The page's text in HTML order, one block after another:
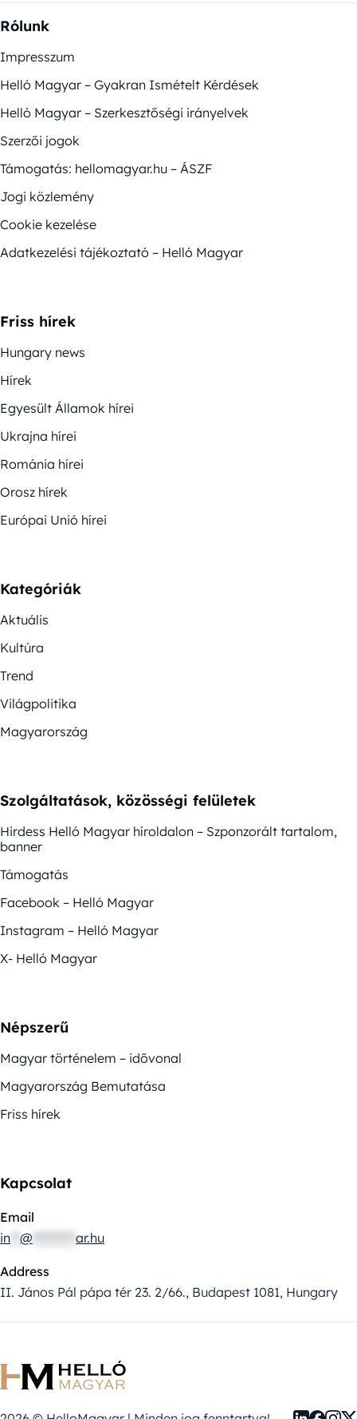
Rólunk
Impresszum
Helló Magyar – Gyakran Ismételt Kérdések
Helló Magyar – Szerkesztőségi irányelvek
Szerzői jogok
Támogatás: hellomagyar.hu – ÁSZF
Jogi közlemény
Cookie kezelése
Adatkezelési tájékoztató – Helló Magyar
Friss hírek
Hungary news
Hírek
Egyesült Államok hírei
Ukrajna hírei
Románia hírei
Orosz hírek
Európai Unió hírei
Kategóriák
Aktuális
Kultúra
Trend
Világpolitika
Magyarország
Szolgáltatások, közösségi felületek
Hirdess Helló Magyar híroldalon – Szponzorált tartalom,
banner
Támogatás
Facebook – Helló Magyar
Instagram – Helló Magyar
X- Helló Magyar
Népszerű
Magyar történelem – idővonal
Magyarország Bemutatása
Friss hírek
Kapcsolat
Email
in @ ar.hu
Address
II. János Pál pápa tér 23. 2/66., Budapest 1081, Hungary